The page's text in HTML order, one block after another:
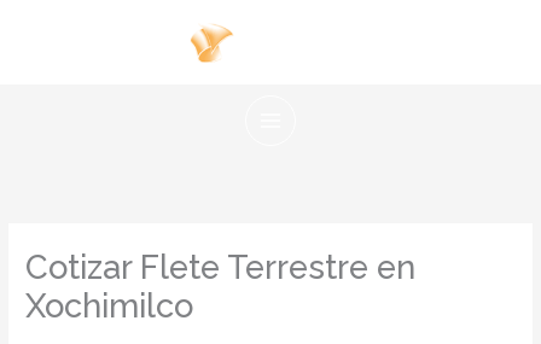
Cotizar Flete Terrestre en
Xochimilco